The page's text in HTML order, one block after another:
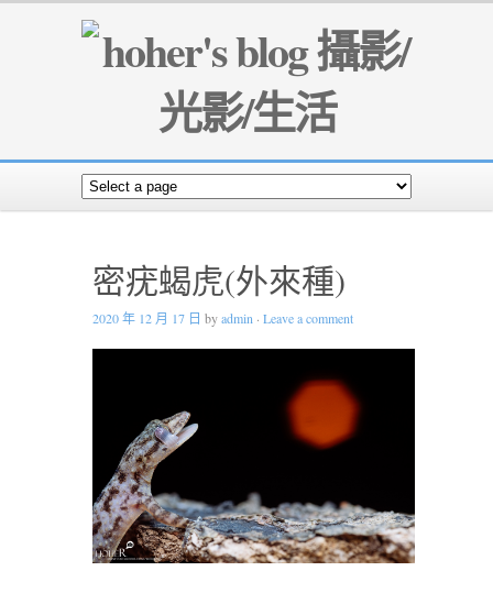
密疣蝎虎(外來種)
2020 年 12 月 17 日 byadmin · Leave a comment